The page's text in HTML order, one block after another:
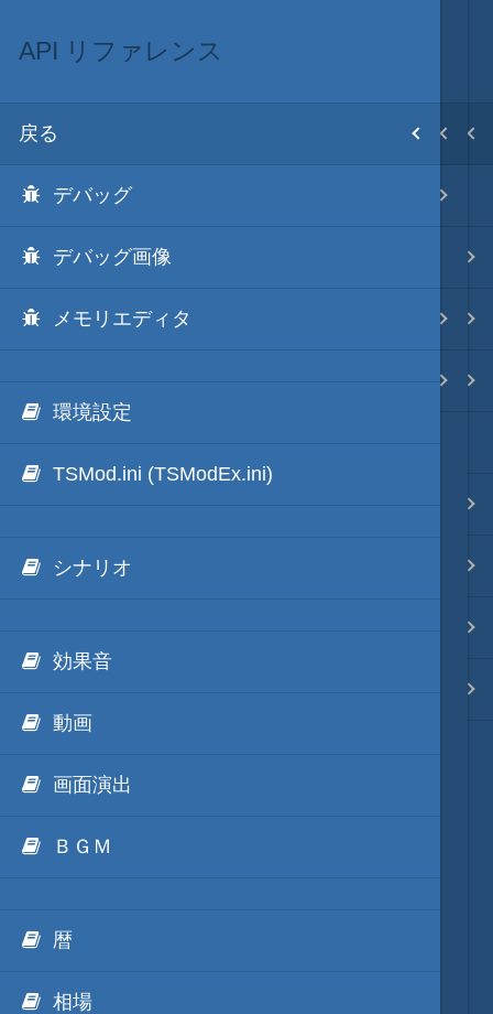
目次
改造目録
武将データ
MOD･開発環境
TSMod
ScenarioMod
ScenarioMod
ScenarioModキット
ScenarioMod 更新履歴
ScenarioModのラーニング
ScenarioModのリファレンス
戻る
API リファレンス
API リファレンス
戻る
デバッグ
デバッグ画像
メモリエディタ
環境設定
TSMod.ini (TSModEx.ini)
シナリオ
効果音
動画
画面演出
ＢＧＭ
暦
相場
イベントハンドラ一覧
イベントハンドラ
外部Luaテキストデータ